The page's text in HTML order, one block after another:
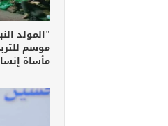
"المولد
موسم
مأساة